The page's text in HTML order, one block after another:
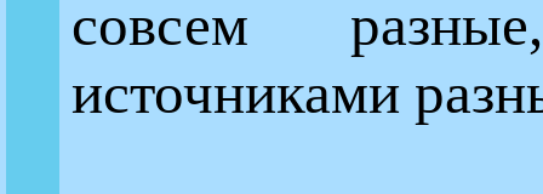
совсем
источниками